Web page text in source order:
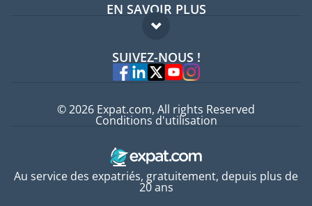
Guides pays
EN SAVOIR PLUS
FAQ
Experts
SUIVEZ-NOUS !
Au service des expatriés, gratuitement, depuis plus de
20 ans
© 2026 Expat.com, All rights Reserved
Conditions d'utilisation